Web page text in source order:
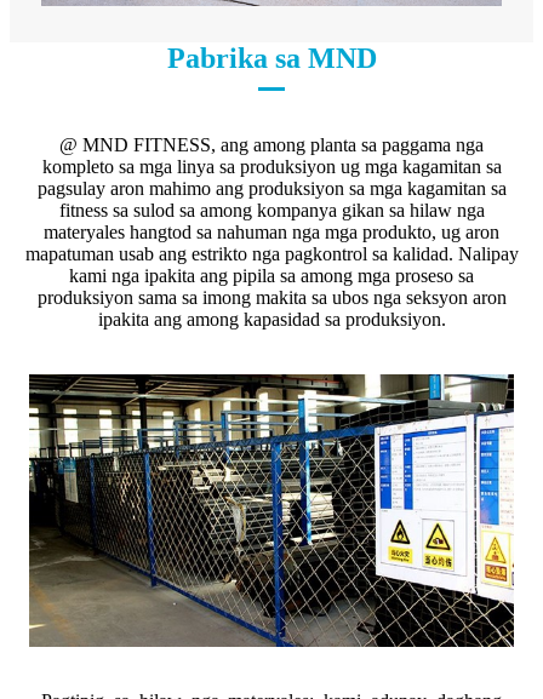
Pabrika sa MND
@ MND FITNESS, ang among planta sa paggama nga
kompleto sa mga linya sa produksiyon ug mga kagamitan sa
pagsulay aron mahimo ang produksiyon sa mga kagamitan sa
fitness sa sulod sa among kompanya gikan sa hilaw nga
materyales hangtod sa nahuman nga mga produkto, ug aron
mapatuman usab ang estrikto nga pagkontrol sa kalidad. Nalipay
kami nga ipakita ang pipila sa among mga proseso sa
produksiyon sama sa imong makita sa ubos nga seksyon aron
ipakita ang among kapasidad sa produksiyon.